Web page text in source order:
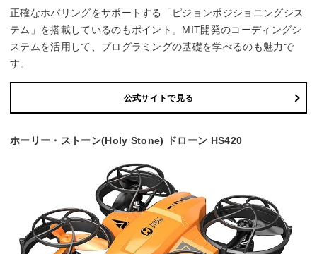
正確なホバリングをサポートする「ピジョンポジショニングシス
テム」を搭載しているのもポイント。MIT開発のコーディングシ
ステムを活用して、プログラミングの基礎を学べるのも魅力で
す。
公式サイトで見る
ホーリー・ストーン(Holy Stone) ドローン HS420